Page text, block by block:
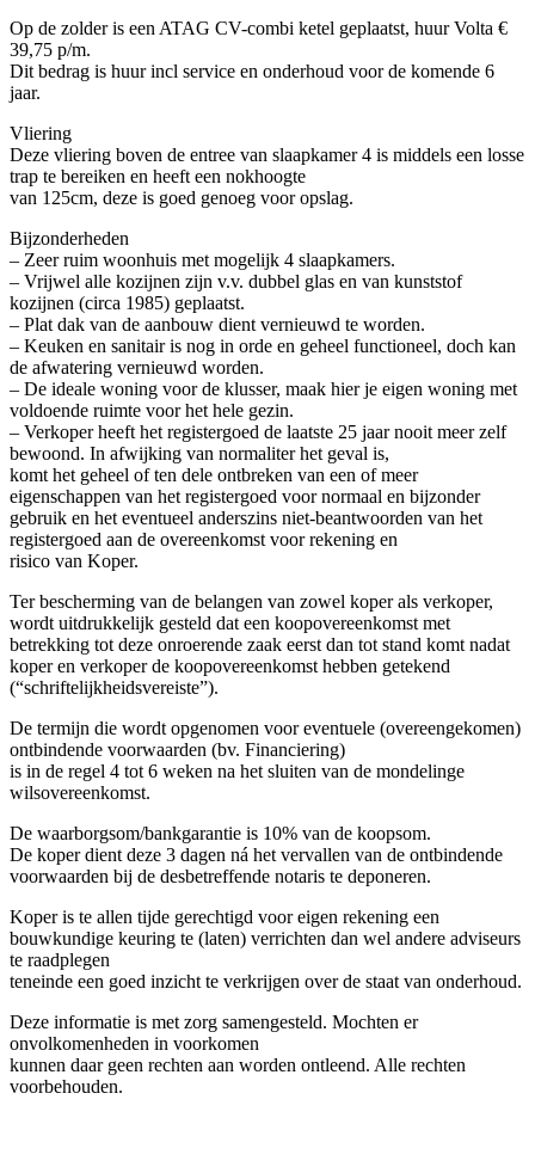
Op de zolder is een ATAG CV-combi ketel geplaatst, huur Volta €
39,75 p/m.
Dit bedrag is huur incl service en onderhoud voor de komende 6
jaar.
Vliering
Deze vliering boven de entree van slaapkamer 4 is middels een losse
trap te bereiken en heeft een nokhoogte
van 125cm, deze is goed genoeg voor opslag.
Bijzonderheden
– Zeer ruim woonhuis met mogelijk 4 slaapkamers.
– Vrijwel alle kozijnen zijn v.v. dubbel glas en van kunststof
kozijnen (circa 1985) geplaatst.
– Plat dak van de aanbouw dient vernieuwd te worden.
– Keuken en sanitair is nog in orde en geheel functioneel, doch kan
de afwatering vernieuwd worden.
– De ideale woning voor de klusser, maak hier je eigen woning met
voldoende ruimte voor het hele gezin.
– Verkoper heeft het registergoed de laatste 25 jaar nooit meer zelf
bewoond. In afwijking van normaliter het geval is,
komt het geheel of ten dele ontbreken van een of meer
eigenschappen van het registergoed voor normaal en bijzonder
gebruik en het eventueel anderszins niet-beantwoorden van het
registergoed aan de overeenkomst voor rekening en
risico van Koper.
Ter bescherming van de belangen van zowel koper als verkoper,
wordt uitdrukkelijk gesteld dat een koopovereenkomst met
betrekking tot deze onroerende zaak eerst dan tot stand komt nadat
koper en verkoper de koopovereenkomst hebben getekend
(“schriftelijkheidsvereiste”).
De termijn die wordt opgenomen voor eventuele (overeengekomen)
ontbindende voorwaarden (bv. Financiering)
is in de regel 4 tot 6 weken na het sluiten van de mondelinge
wilsovereenkomst.
De waarborgsom/bankgarantie is 10% van de koopsom.
De koper dient deze 3 dagen ná het vervallen van de ontbindende
voorwaarden bij de desbetreffende notaris te deponeren.
Koper is te allen tijde gerechtigd voor eigen rekening een
bouwkundige keuring te (laten) verrichten dan wel andere adviseurs
te raadplegen
teneinde een goed inzicht te verkrijgen over de staat van onderhoud.
Deze informatie is met zorg samengesteld. Mochten er
onvolkomenheden in voorkomen
kunnen daar geen rechten aan worden ontleend. Alle rechten
voorbehouden.